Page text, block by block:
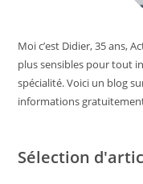
Moi c’est Didier, 35 ans,
plus sensibles pour tout
spécialité. Voici un blog
informations
Sélection